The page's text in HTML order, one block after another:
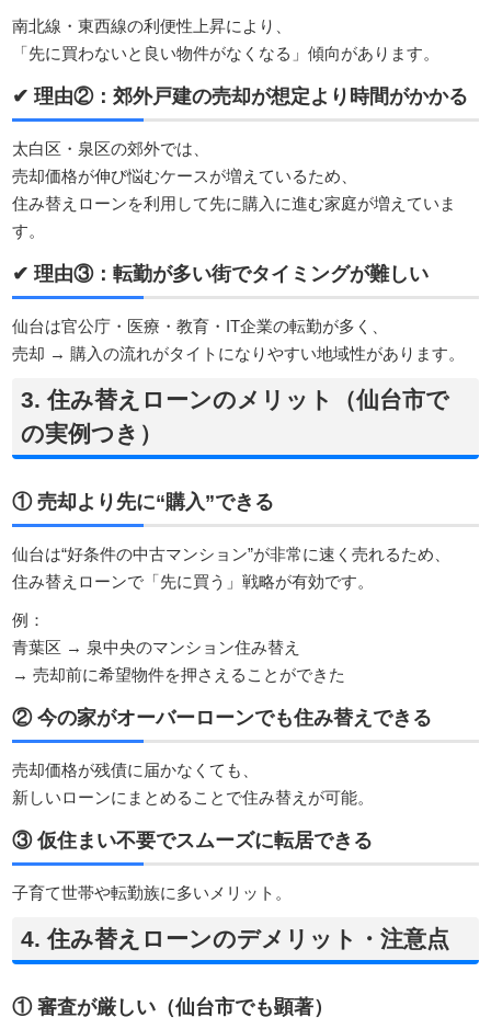
南北線・東西線の利便性上昇により、
「先に買わないと良い物件がなくなる」傾向があります。
✔ 理由②：郊外戸建の売却が想定より時間がかかる
太白区・泉区の郊外では、
売却価格が伸び悩むケースが増えているため、
住み替えローンを利用して先に購入に進む家庭が増えていま
す。
✔ 理由③：転勤が多い街でタイミングが難しい
仙台は官公庁・医療・教育・IT企業の転勤が多く、
売却 → 購入の流れがタイトになりやすい地域性があります。
3. 住み替えローンのメリット（仙台市で
の実例つき）
① 売却より先に“購入”できる
仙台は“好条件の中古マンション”が非常に速く売れるため、
住み替えローンで「先に買う」戦略が有効です。
例：
青葉区 → 泉中央のマンション住み替え
→ 売却前に希望物件を押さえることができた
② 今の家がオーバーローンでも住み替えできる
売却価格が残債に届かなくても、
新しいローンにまとめることで住み替えが可能。
③ 仮住まい不要でスムーズに転居できる
子育て世帯や転勤族に多いメリット。
4. 住み替えローンのデメリット・注意点
① 審査が厳しい（仙台市でも顕著）